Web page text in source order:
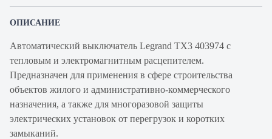
ОПИСАНИЕ
Автоматический выключатель Legrand TX3 403974 с
тепловым и электромагнитным расцепителем.
Предназначен для применения в сфере строительства
объектов жилого и административно-коммерческого
назначения, а также для многоразовой защиты
электрических установок от перегрузок и коротких
замыканий.